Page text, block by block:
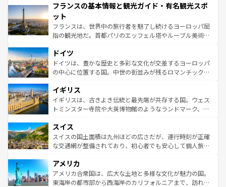
ませてくれるイタリアで、忘れられない旅をしてみよう！
なお、新着のイタリア情報は
しい。
文化が根付くこの国では、情熱的なフラメンコ、熱気あふ
れる闘牛、そして美味しいタパスが生活の一部となってい
る。首都マドリードの洗練された雰囲気や、バルセロナの
アートに溢れた街角から、地方では古代ローマ遺跡や中世
せる。地方によって風土や気候が異なるスペインはその個
性で訪れる人を魅了する。 なお、新着のスペイン情報は コ
ンテンツ一覧を参照してほしい。
フランスの基本情報と観光ガイド・有名観光スポ
ット
フランスは、世界中の旅行者を魅了し続けるヨーロッパ屈
指の観光地だ。首都パリのエッフェル塔やルーブル美術館
で、幅広い魅力が詰まっている。華麗な宮殿、歴史的な大
聖堂、美しいビーチ、そして豊かな自然が、訪れる者を心
から魅了する。また、フランスは美食の国としても知ら
いる。シャンパンの発祥地であるランス、プロヴァンスの
香り高いラベンダー畑など、多彩な楽しみ方が可能だ。さ
らに、パリ以外の地域にも魅力が溢れており、どの街角に
れる地方に足を運ぶとそれぞれで全く異なる文化を体験で
きるだろう。 なお、新着のフランス情報はコンテンツ一覧
を参照してほしい。
ドイツ
ドイツは、豊かな歴史と多彩な文化が交差するヨーロッパ
の中心に位置する国。中世の街並みが残るロマンチック街
顔を持つこの国は、どこを歩いても飽きることがない。ベ
ルリンの文化的活気、バイエルン州のアルプスの絶景、そ
してライン川沿いのワイン畑といった風景は必見。ビール
は、お酒好きな人にはぜひ体験してほしい。 なお、新着の
ドイツ情報はコンテンツ一覧を参照してほしい。
イギリス
イギリスは、古きよき伝統と最先端が共存する国。ウェス
トミンスター寺院や大英博物館のようなランドマーク、歴
リアごとに異なる魅力がある。また、優雅なアフタヌーン
ティー、ビール好きにはたまらない英国パブ、サッカー観
戦など、本場だからこそできる体験も豊富。イギリスを旅
ンツ一覧を参照してほしい。
スイス
スイスの国土面積は九州ほどの広さだが、運行時刻が正確
な交通網が整備されており、初心者でも安心して個人旅行
の建物がそのまま残る町や、スイスならではのユニークな
博物館もあり、アルプス観光だけでなく町歩きも満喫する
ことができる。国民の所得が高いため物価も高いが、旅行
アメリカ
アメリカ合衆国は、広大な土地と多様な文化が魅力の国。
東海岸の都市部から西海岸のカリフォルニアまで、訪れる